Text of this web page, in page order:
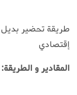
طريقة تحضير بديل
إقتصادي
المقادير و الطريقة: